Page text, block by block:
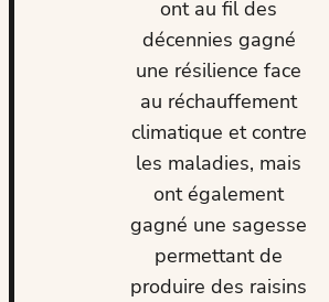
ont au fil des
décennies gagné
une résilience face
au réchauffement
climatique et contre
les maladies, mais
ont également
gagné une sagesse
permettant de
produire des raisins